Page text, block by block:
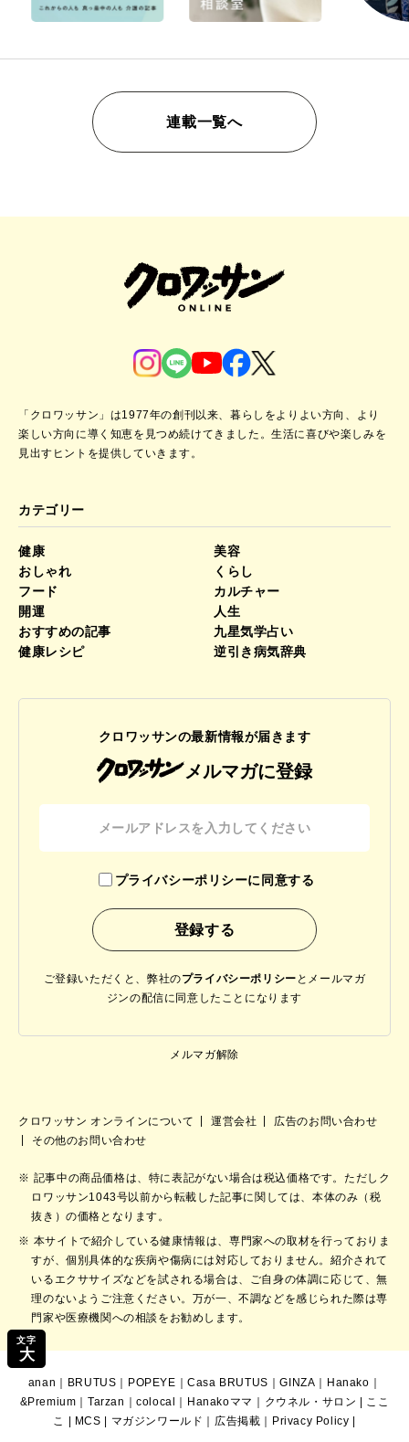
文字
大
連載一覧へ
「クロワッサン」は1977年の創刊以来、暮らしをよりよい方向、より
楽しい方向に導く知恵を見つめ続けてきました。生活に喜びや楽しみを
見出すヒントを提供していきます。
カテゴリー
健康
美容
おしゃれ
くらし
フード
カルチャー
開運
人生
おすすめの記事
九星気学占い
健康レシピ
逆引き病気辞典
クロワッサンの最新情報が届きます
メルマガに登録
プライバシーポリシーに同意する
ご登録いただくと、弊社のプライバシーポリシー と メールマガ
ジンの配信に同意したことになります
メルマガ解除
クロワッサン オンラインについて 運営会社
広告のお問い合わせ
その他のお問い合わせ
記事中の商品価格は、特に表記がない場合は税込価格です。ただしク
ロワッサン1043号以前から転載した記事に関しては、本体のみ（税
抜き）の価格となります。
本サイトで紹介している健康情報は、専門家への取材を行っておりま
すが、個別具体的な疾病や傷病には対応しておりません。紹介されて
いるエクササイズなどを試される場合は、ご自身の体調に応じて、無
理のないようご注意ください。万が一、不調などを感じられた際は専
門家や医療機関への相談をお勧めします。
anan ｜ BRUTUS ｜ POPEYE ｜Casa BRUTUS ｜GINZA ｜ Hanako ｜
&Premium ｜Tarzan ｜colocal ｜ Hanakoママ ｜ クウネル・サロン | ここ
こ
| MCS | マガジンワールド ｜ 広告掲載 ｜ Privacy Policy |